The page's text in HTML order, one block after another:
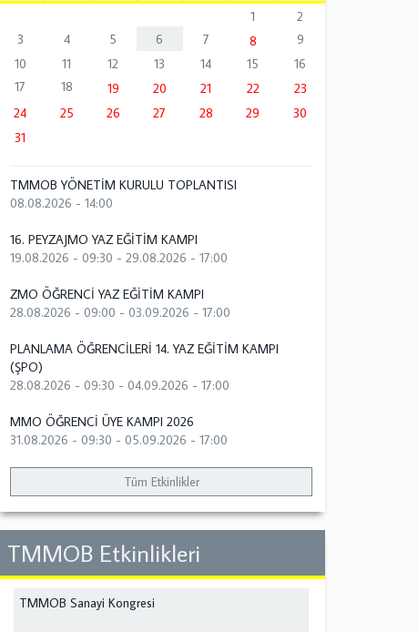
1
2
3
4 5 6 7 8
9
10
11 12 13 14 15
16
17
18 19 20 21 22
23
24
25 26 27 28 29
30
31
TMMOB YÖNETİM KURULU TOPLANTISI
08.08.2026 - 14:00
16. PEYZAJMO YAZ EĞİTİM KAMPI
19.08.2026 - 09:30 -29.08.2026 - 17:00
ZMO ÖĞRENCİ YAZ EĞİTİM KAMPI
28.08.2026 - 09:00 -03.09.2026 - 17:00
PLANLAMA ÖĞRENCİLERİ 14. YAZ EĞİTİM KAMPI
(ŞPO)
28.08.2026 - 09:30 -04.09.2026 - 17:00
MMO ÖĞRENCİ ÜYE KAMPI 2026
31.08.2026 - 09:30 -05.09.2026 - 17:00
Tüm Etkinlikler
TMMOB Etkinlikleri
TMMOB Sanayi Kongresi